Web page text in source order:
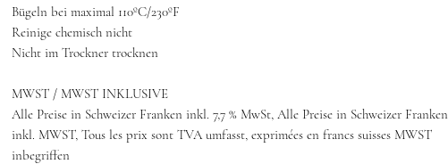
Bügeln bei maximal 110ºC/230ºF
Reinige chemisch nicht
Nicht im Trockner trocknen
MWST / MWST INKLUSIVE
Alle Preise in Schweizer Franken inkl. 7,7 % MwSt, Alle Preise in Schweizer Franken
inkl. MWST, Tous les prix sont TVA umfasst, exprimées en francs suisses MWST
inbegriffen